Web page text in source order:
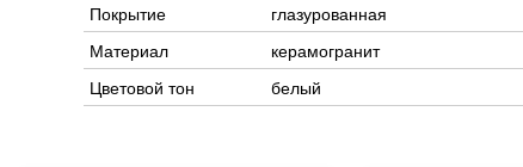
Покрытие
глазурованная
Материал
керамогранит
Цветовой тон
белый